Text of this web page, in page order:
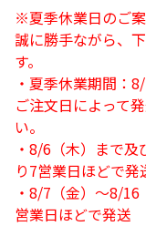
※夏季休業日のご
誠に勝手ながら、
す。
・夏季休業期間：
ご注文日によって
い。
・8/6（木）まで
り7営業日ほどで発
・8/7（金）～8/
営業日ほどで発送